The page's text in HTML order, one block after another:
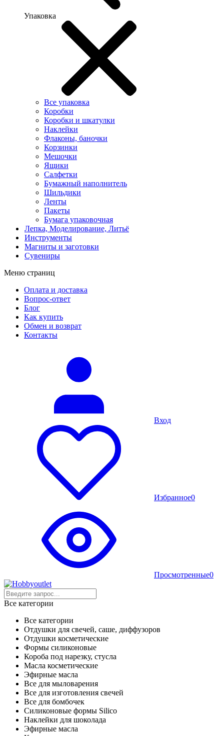
Упаковка
Все упаковка
Коробки
Коробки и шкатулки
Наклейки
Флаконы, баночки
Корзинки
Мешочки
Ящики
Салфетки
Бумажный наполнитель
Шильдики
Ленты
Пакеты
Бумага упаковочная
Лепка, Моделирование, Литьё
Инструменты
Магниты и заготовки
Сувениры
Меню страниц
Оплата и доставка
Вопрос-ответ
Блог
Как купить
Обмен и возврат
Контакты
Вход
Избранное0
Просмотренные0
Все категории
Все категории
Отдушки для свечей, саше, диффузоров
Отдушки косметические
Формы силиконовые
Короба под нарезку, стусла
Масла косметические
Эфирные масла
Все для мыловарения
Все для изготовления свечей
Все для бомбочек
Силиконовые формы Silico
Наклейки для шоколада
Эфирные масла